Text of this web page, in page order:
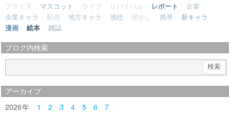
プライズ
マスコット ライブ リバイバル レポート
企業
企業キャラ
動画 地方キャラ 感想 懐かし 携帯
新キャラ
漫画
絵本 雑誌
ブログ内検索
アーカイブ
2026 1 2 3 4 5 6
7